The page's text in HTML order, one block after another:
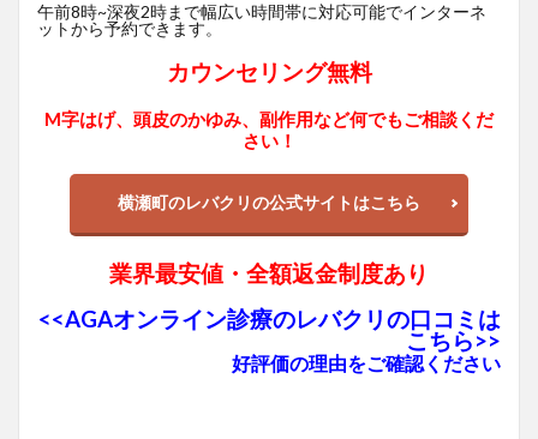
午前8時~深夜2時まで幅広い時間帯に対応可能でインターネ
ットから予約できます。
カウンセリング無料
M字はげ、頭皮のかゆみ、副作用など何でもご相談くだ
さい！
横瀬町のレバクリの公式サイトはこちら
業界最安値・全額返金制度あり
<<AGAオンライン診療のレバクリの口コミは
こちら>>
好評価の理由をご確認ください